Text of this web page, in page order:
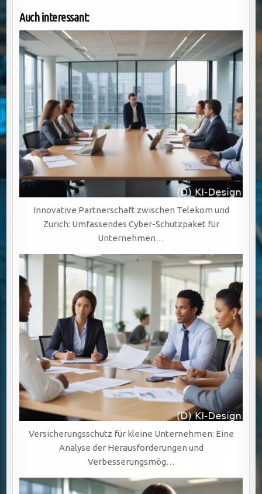
Auch interessant:
Innovative Partnerschaft zwischen Telekom und
Zurich: Umfassendes Cyber-Schutzpaket für
Unternehmen…
Versicherungsschutz für kleine Unternehmen: Eine
Analyse der Herausforderungen und
Verbesserungsmög…